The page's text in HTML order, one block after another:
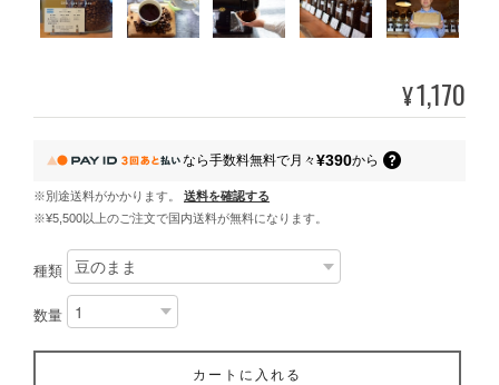
¥1,170
なら手数料無料で月々¥390から
※別途送料がかかります。
送料を確認する
※¥5,500以上のご注文で国内送料が無料になります。
種類
数量
カートに入れる